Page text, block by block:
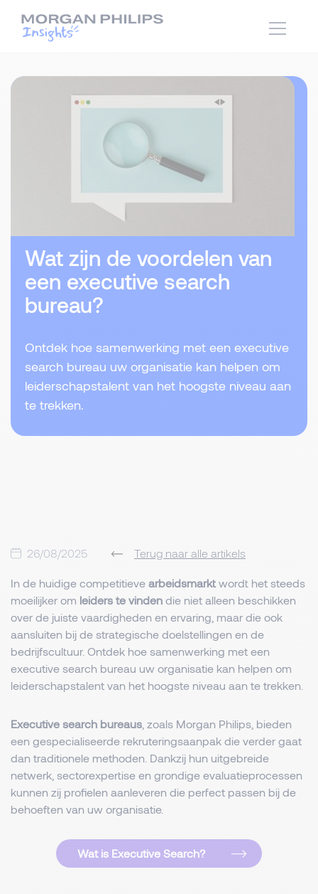
Wat zijn de voordelen van
een executive search
bureau?
Ontdek hoe samenwerking met een executive
search bureau uw organisatie kan helpen om
leiderschapstalent van het hoogste niveau aan
te trekken.
26/08/2025 Terug naar alle artikels
In de huidige competitieve arbeidsmarkt wordt het steeds
moeilijker om leiders te vinden die niet alleen beschikken
over de juiste vaardigheden en ervaring, maar die ook
aansluiten bij de strategische doelstellingen en de
bedrijfscultuur. Ontdek hoe samenwerking met een
executive search bureau uw organisatie kan helpen om
leiderschapstalent van het hoogste niveau aan te trekken.
Executive search bureaus , zoals Morgan Philips, bieden
een gespecialiseerde rekruteringsaanpak die verder gaat
dan traditionele methoden. Dankzij hun uitgebreide
netwerk, sectorexpertise en grondige evaluatieprocessen
kunnen zij profielen aanleveren die perfect passen bij de
behoeften van uw organisatie.
Wat is Executive Search?